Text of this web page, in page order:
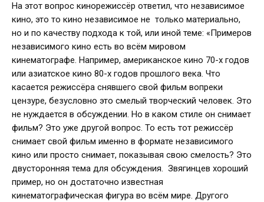
На этот вопрос кинорежиссёр ответил, что независимое
кино, это то кино независимое не только материально,
но и по качеству подхода к той, или иной теме: «Примеров
независимого кино есть во всём мировом
кинематографе. Например, американское кино 70-х годов
или азиатское кино 80-х годов прошлого века. Что
касается режиссёра снявшего свой фильм вопреки
цензуре, безусловно это смелый творческий человек. Это
не нуждается в обсуждении. Но в каком стиле он снимает
фильм? Это уже другой вопрос. То есть тот режиссёр
снимает свой фильм именно в формате независимого
кино или просто снимает, показывая свою смелость? Это
двусторонняя тема для обсуждения. Звягинцев хороший
пример, но он достаточно известная
кинематографическая фигура во всём мире. Другого